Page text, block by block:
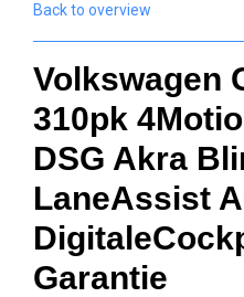
Back to overview
Volkswagen
310pk
DSG Akra
LaneAssist
Garantie